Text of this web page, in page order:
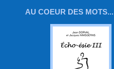
AU COEUR DES MOTS...